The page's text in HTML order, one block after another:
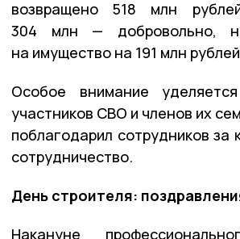
возвращено 518 млн
304 млн — добровольно,
на имущество на 191 млн
Особое внимание
участников СВО и членов их
поблагодарил сотрудников за
сотрудничество.
День строителя:
Накануне